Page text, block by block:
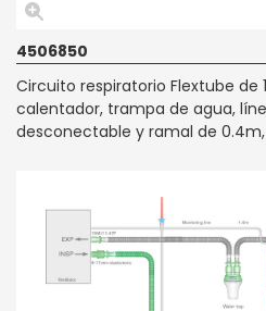
4506850
Circuito respiratorio Flextube de
calentador, trampa de agua,
desconectable y ramal de 0.4m,